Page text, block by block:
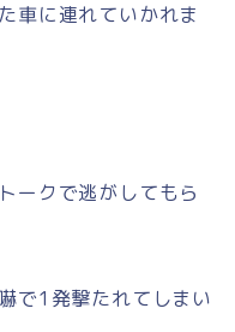
車に連れていかれま
ークで逃がしてもら
で1発撃たれてしまい